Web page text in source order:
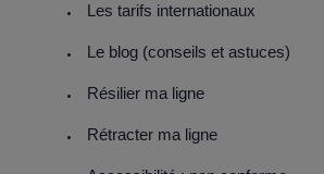
Les tarifs internationaux
Le blog (conseils et astuces)
Résilier ma ligne
Rétracter ma ligne